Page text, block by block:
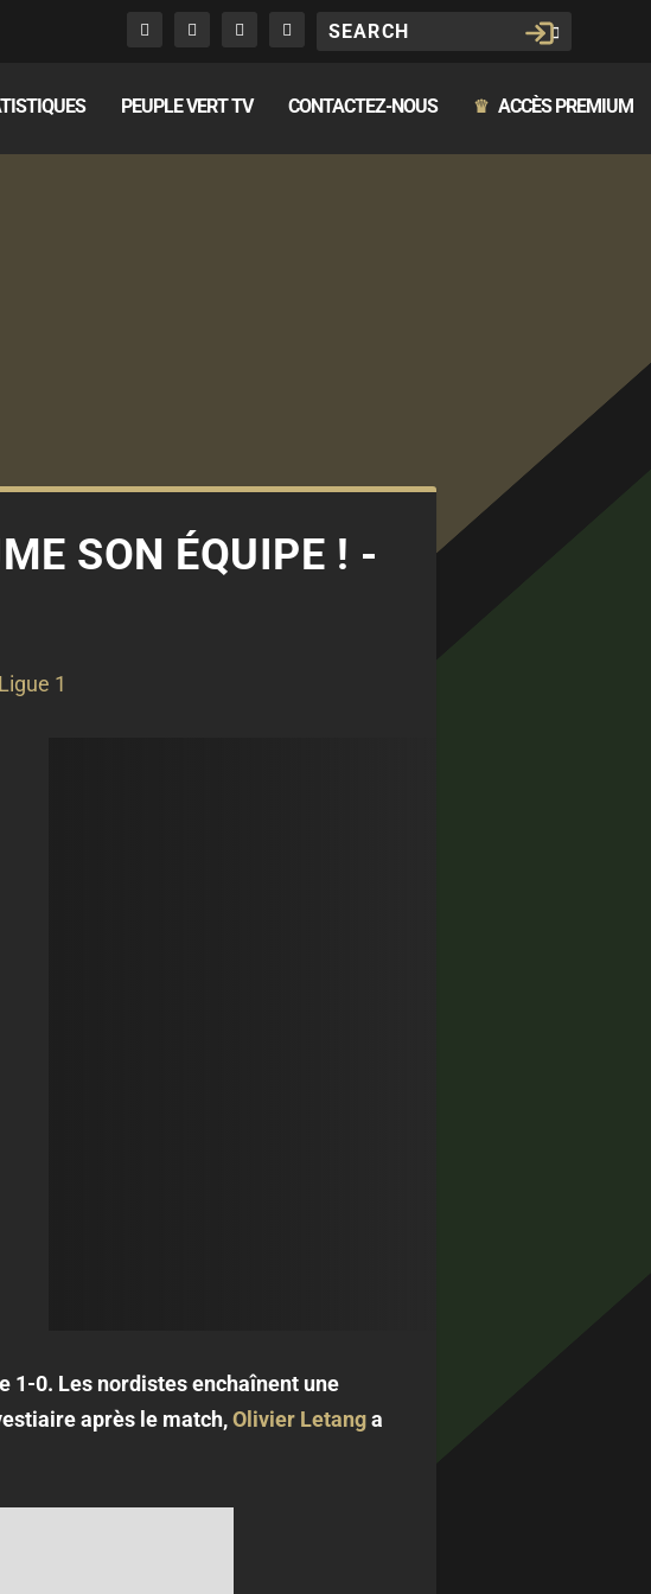
PEUPLE VERT TV CONTACTEZ-NOUS ♛ ACCÈS PREMIUM
SON ÉQUIPE ! -
Ligue 1
1-0. Les nordistes enchaînent une
après le match,Olivier Letanga